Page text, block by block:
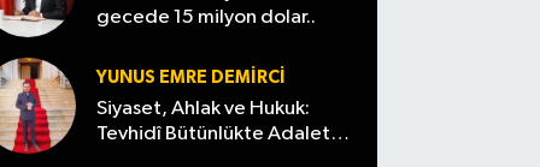
Ağust
os
Cuma)
ve
gecede 15 milyon dolar..
YUNUS EMRE DEMIRCI
Siyaset, Ahlak ve Hukuk:
Tevhidî Bütünlükte Adalet